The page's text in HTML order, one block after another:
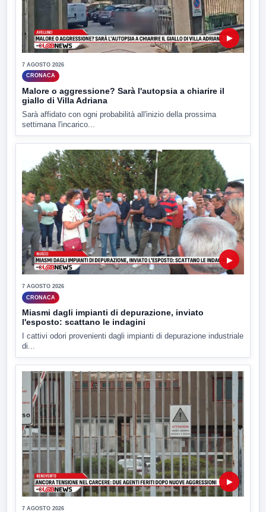
▶
7 AGOSTO 2026
CRONACA
Malore o aggressione? Sarà l'autopsia a chiarire il
giallo di Villa Adriana
Sarà affidato con ogni probabilità all'inizio della prossima
settimana l'incarico...
▶
7 AGOSTO 2026
CRONACA
Miasmi dagli impianti di depurazione, inviato
l'esposto: scattano le indagini
I cattivi odori provenienti dagli impianti di depurazione industriale
di...
▶
7 AGOSTO 2026